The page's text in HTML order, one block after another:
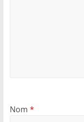
Nom *